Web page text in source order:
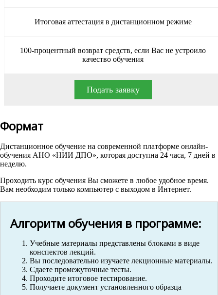
Итоговая аттестация в дистанционном режиме
100-процентный возврат средств, если Вас не устроило
качество обучения
Подать заявку
Формат
Дистанционное обучение на современной платформе онлайн-
обучения АНО «НИИ ДПО», которая доступна 24 часа, 7 дней в
неделю.
Проходить курс обучения Вы сможете в любое удобное время.
Вам необходим только компьютер с выходом в Интернет.
Алгоритм обучения в программе:
Учебные материалы представлены блоками в виде
конспектов лекций.
Вы последовательно изучаете лекционные материалы.
Сдаете промежуточные тесты.
Проходите итоговое тестирование.
Получаете документ установленного образца